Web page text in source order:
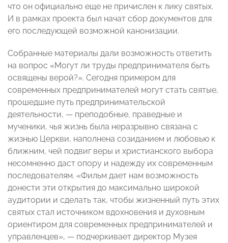
что он официально еще не причислен к лику святых.
И в рамках проекта был начат сбор документов для
его последующей возможной канонизации.
Собранные материалы дали возможность ответить
на вопрос «Могут ли труды предпринимателя быть
освящены верой?». Сегодня примером для
современных предпринимателей могут стать святые,
прошедшие путь предпринимательской
деятельности, — преподобные, праведные и
мученики, чья жизнь была неразрывно связана с
жизнью Церкви, наполнена созиданием и любовью к
ближним, чей подвиг веры и христианского выбора
несомненно даст опору и надежду их современным
последователям. «Фильм дает нам возможность
донести эти открытия до максимально широкой
аудитории и сделать так, чтобы жизненный путь этих
святых стал источником вдохновения и духовным
ориентиром для современных предпринимателей и
управленцев», — подчеркивает директор Музея